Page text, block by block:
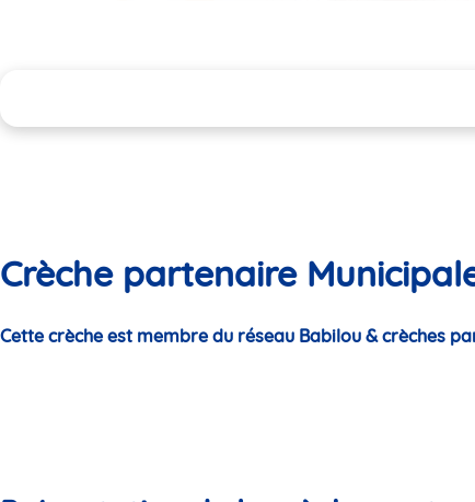
Crèche partenaire
Cette crèche est membre du réseau Babilou & crèches